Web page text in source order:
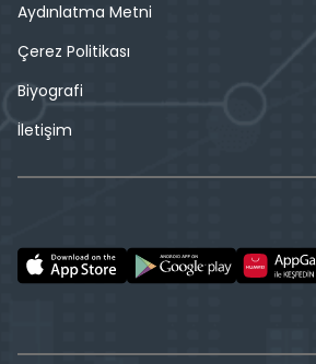
Aydınlatma Metni
Çerez Politikası
Biyografi
İletişim